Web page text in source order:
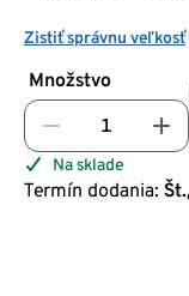
Zistiť správnu veľkosť
Množstvo
Na sklade
Termín dodania: